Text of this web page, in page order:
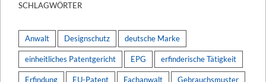
SCHLAGWÖRTER
Anwalt Designschutz deutsche Marke
einheitliches Patentgericht EPG erfinderische Tätigkeit
Erfindung EU-Patent Fachanwalt Gebrauchsmuster